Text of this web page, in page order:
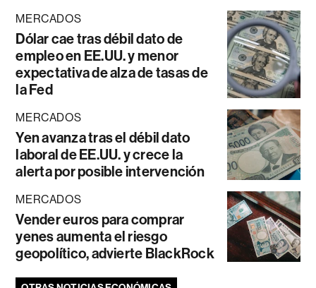
MERCADOS
Dólar cae tras débil dato de
empleo en EE.UU. y menor
expectativa de alza de tasas de
la Fed
MERCADOS
Yen avanza tras el débil dato
laboral de EE.UU. y crece la
alerta por posible intervención
MERCADOS
Vender euros para comprar
yenes aumenta el riesgo
geopolítico, advierte BlackRock